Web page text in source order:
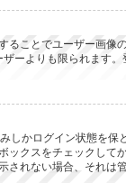
ことでユーザー画
ーよりも限られます
かログイン状態を
クスをチェックし
れない場合、それは